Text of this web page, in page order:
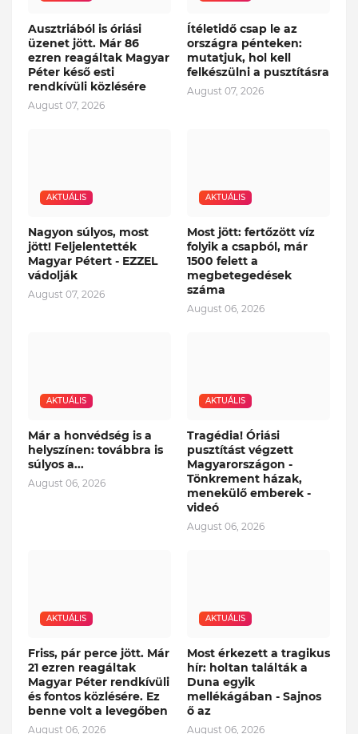
Ausztriából is óriási
üzenet jött. Már 86
ezren reagáltak Magyar
Péter késő esti
rendkívüli közlésére
August 07, 2026
Ítéletidő csap le az
országra pénteken:
mutatjuk, hol kell
felkészülni a pusztításra
August 07, 2026
AKTUÁLIS
Nagyon súlyos, most
jött! Feljelentették
Magyar Pétert - EZZEL
vádolják
August 07, 2026
AKTUÁLIS
Most jött: fertőzött víz
folyik a csapból, már
1500 felett a
megbetegedések
száma
August 06, 2026
AKTUÁLIS
Már a honvédség is a
helyszínen: továbbra is
súlyos a...
August 06, 2026
AKTUÁLIS
Tragédia! Óriási
pusztítást végzett
Magyarországon -
Tönkrement házak,
menekülő emberek -
videó
August 06, 2026
AKTUÁLIS
Friss, pár perce jött. Már
21 ezren reagáltak
Magyar Péter rendkívüli
és fontos közlésére. Ez
benne volt a levegőben
August 06, 2026
AKTUÁLIS
Most érkezett a tragikus
hír: holtan találták a
Duna egyik
mellékágában - Sajnos
ő az
August 06, 2026